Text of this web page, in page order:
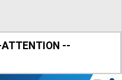
--